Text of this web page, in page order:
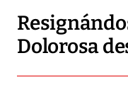
Dolorosa